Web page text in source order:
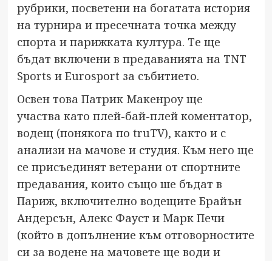
рубрики, посветени на богатата история
на турнира и пресечната точка между
спорта и парижката култура. Те ще
бъдат включени в предаванията на TNT
Sports и Eurosport за събитието.
Освен това Патрик Макенроу ще
участва като плей-бай-плей коментатор,
водещ (понякога по truTV), както и с
анализи на мачове и студия. Към него ще
се присъединят ветерани от спортните
предавания, които също ше бъдат в
Париж, включително водещите Брайън
Андерсън, Алекс Фауст и Марк Печи
(който в допълнение към отговорностите
си за водене на мачовете ще води и